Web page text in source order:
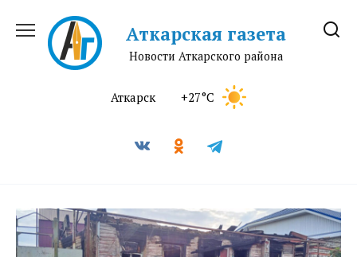
содержанию
Аткарская газета
Новости Аткарского района
Аткарск +27°C